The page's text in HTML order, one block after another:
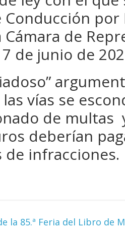
Conducción
Cámara de
de junio de
vías se
de multas
deberían
de infracciones.
la 85.ª Feria del Libro de